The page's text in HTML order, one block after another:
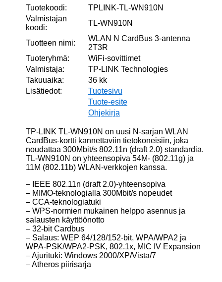
Tuotekoodi:
TPLINK-TL-WN910N
Valmistajan
koodi:
TL-WN910N
Tuotteen nimi:
WLAN N CardBus 3-antenna
2T3R
Tuoteryhmä:
WiFi-sovittimet
Valmistaja:
TP-LINK Technologies
Takuuaika:
36 kk
Lisätiedot:
Tuotesivu
Tuote-esite
Ohjekirja
TP-LINK TL-WN910N on uusi N-sarjan WLAN
CardBus-kortti kannettaviin tietokoneisiin, joka
noudattaa 300Mbit/s 802.11n (draft 2.0) standardia.
TL-WN910N on yhteensopiva 54M- (802.11g) ja
11M (802.11b) WLAN-verkkojen kanssa.
– IEEE 802.11n (draft 2.0)-yhteensopiva
– MIMO-teknologialla 300Mbit/s nopeudet
– CCA-teknologiatuki
– WPS-normien mukainen helppo asennus ja
salausten käyttöönotto
– 32-bit Cardbus
– Salaus: WEP 64/128/152-bit, WPA/WPA2 ja
WPA-PSK/WPA2-PSK, 802.1x, MIC IV Expansion
– Ajurituki: Windows 2000/XP/Vista/7
– Atheros piirisarja